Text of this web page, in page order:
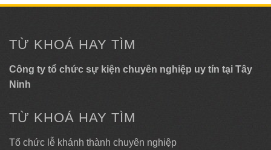
TỪ KHOÁ HAY TÌM
Công ty tổ chức sự kiện chuyên nghiệp uy tín tại Tây
Ninh
TỪ KHOÁ HAY TÌM
Tổ chức lễ khánh thành chuyên nghiệp